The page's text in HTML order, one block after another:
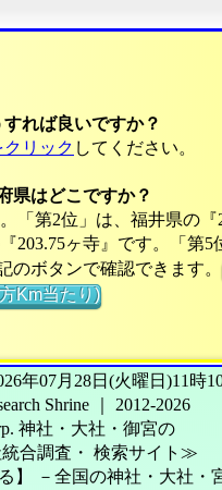
れば良いですか？
リック してください。
県はどこですか？
「第2位」は、福井県の『
ヶ寺』です。「第5
のボタンで確認できます。
Km当たり)
年07月28日(火曜日)11時
Shrine
2012-2026
神社・大社・御宮の
合調査・ 検索サイト≫
】
－全国の神社・大社・